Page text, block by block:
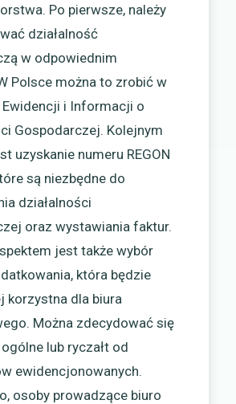
Po pierwsze, należy
działalność
w odpowiednim
Polsce można to zrobić w
Ewidencji i Informacji o
Gospodarczej. Kolejnym
uzyskanie numeru REGON
są niezbędne do
działalności
oraz wystawiania faktur.
jest także wybór
która będzie
korzystna dla biura
Można zdecydować się
lub ryczałt od
ewidencjonowanych.
osoby prowadzące biuro